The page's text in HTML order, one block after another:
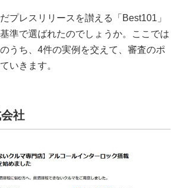
プレスリリースを讃える「Best101」
準で選ばれたのでしょうか。ここでは
うち、4件の実例を交えて、審査のポ
いきます。
社